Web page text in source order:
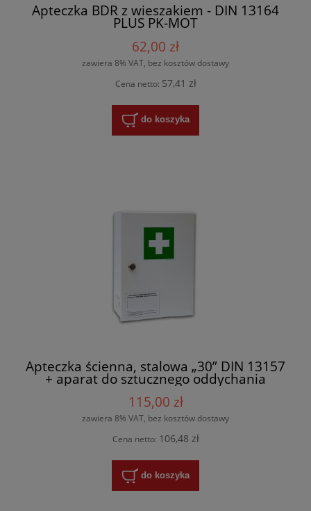
Apteczka BDR z wieszakiem - DIN 13164
PLUS PK-MOT
62,00 zł
zawiera 8% VAT, bez kosztów dostawy
Cena netto: 57,41 zł
do koszyka
Apteczka ścienna, stalowa „30” DIN 13157
+ aparat do sztucznego oddychania
115,00 zł
zawiera 8% VAT, bez kosztów dostawy
Cena netto: 106,48 zł
do koszyka